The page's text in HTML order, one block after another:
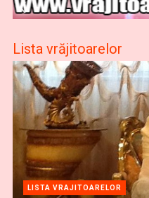
Lista vrăjitoarelor
LISTA VRAJITOARELOR